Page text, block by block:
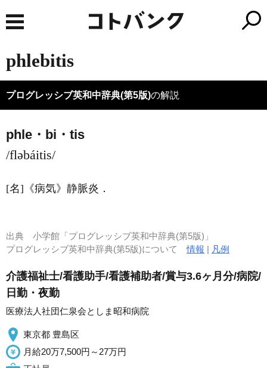
phlebitis
プログレッシブ英和中辞典(第5版)の解説
phle・bi・tis
/fləbáitis/
[名] 《病気》 静脈炎 ．
出典 小学館「プログレッシブ英和中辞典(第5版)」
プログレッシブ英和中辞典(第5版)について情報 | 凡例
介護福祉士/看護助手/看護補助者/賞与3.6ヶ月分/病院/
日勤・夜勤
医療法人社団仁泉会としま昭和病院
東京都 豊島区
月給20万7,500円～27万円